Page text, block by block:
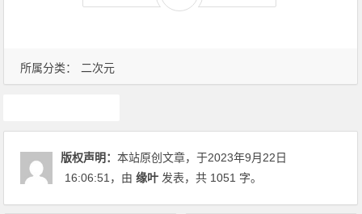
所属分类： 二次元
版权声明：本站原创文章，于2023年9月22日
16:06:51，由缘叶 发表，共 1051 字。